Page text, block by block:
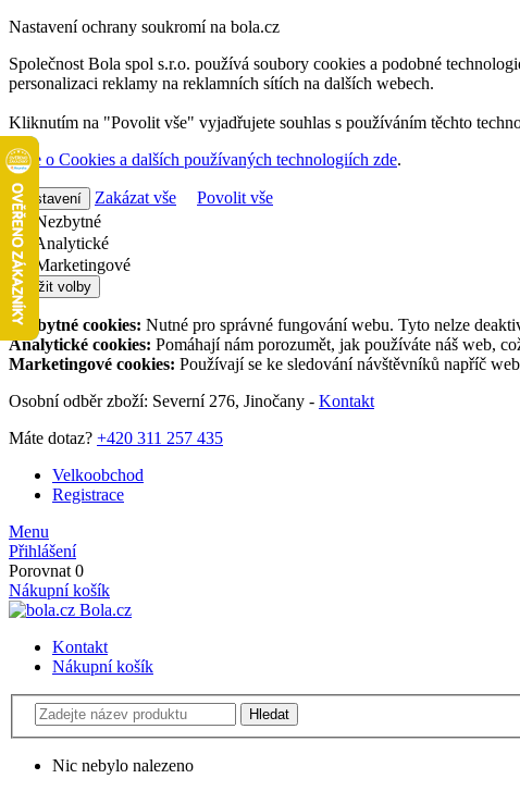
Nastavení ochrany soukromí na bola.cz
Společnost Bola spol s.r.o. používá soubory cookies a podobné
personalizaci reklamy na reklamních sítích na dalších webech.
Kliknutím na "Povolit vše" vyjadřujete souhlas s používáním těchto
Více o Cookies a dalších používaných technologiích zde.
Nastavení Zakázat vše
Povolit vše
Nezbytné
Analytické
Marketingové
Uložit volby
Nezbytné cookies: Nutné pro správné fungování webu. Tyto nelze
Analytické cookies: Pomáhají nám porozumět, jak používáte náš web,
Marketingové cookies: Používají se ke sledování návštěvníků napříč
Osobní odběr zboží: Severní 276, Jinočany - Kontakt
Máte dotaz? +420 311 257 435
Velkoobchod
Registrace
Menu
Přihlášení
Porovnat 0
Nákupní košík
Bola.cz
Kontakt
Nákupní košík
Nic nebylo nalezeno